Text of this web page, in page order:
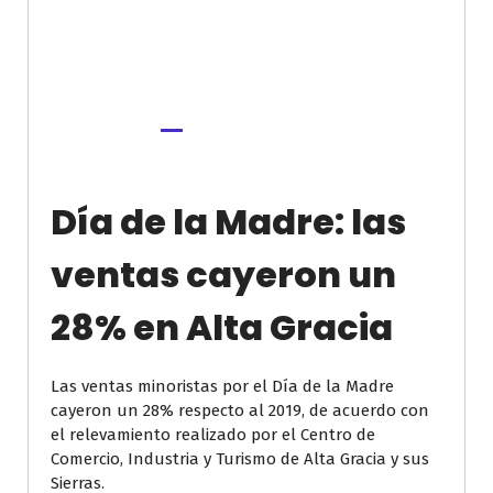
Día de la Madre: las
ventas cayeron un
28% en Alta Gracia
Las ventas minoristas por el Día de la Madre
cayeron un 28% respecto al 2019, de acuerdo con
el relevamiento realizado por el Centro de
Comercio, Industria y Turismo de Alta Gracia y sus
Sierras.